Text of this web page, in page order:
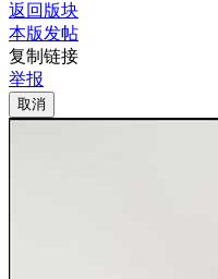
返回版块
本版发帖
复制链接
举报
取消